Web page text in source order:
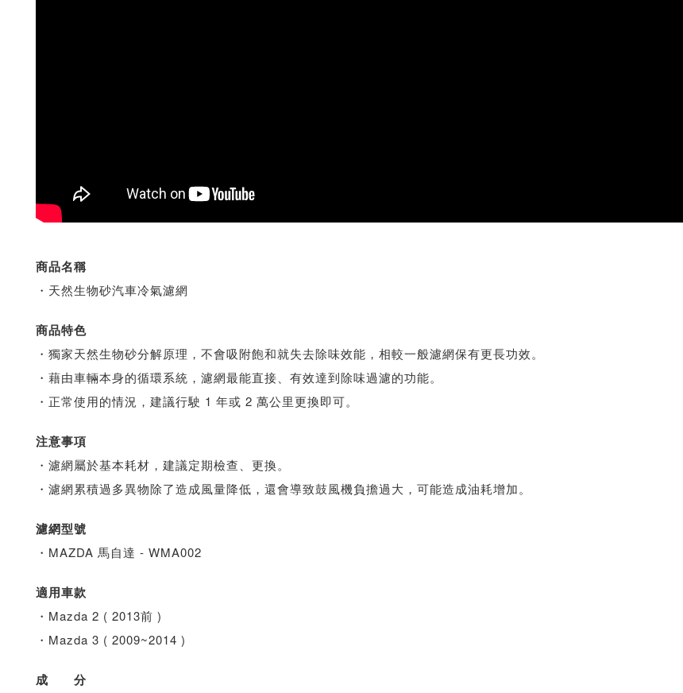
商品名稱
・天然生物砂汽車冷氣濾網
商品特色
・獨家天然生物砂分解原理，不會吸附飽和就失去除味效能，相較一般濾網保有更長功效。
・藉由車輛本身的循環系統，濾網最能直接、有效達到除味過濾的功能。
・正常使用的情況，建議行駛 1 年或 2 萬公里更換即可。
注意事項
・濾網屬於基本耗材，建議定期檢查、更換。
・濾網累積過多異物除了造成風量降低，還會導致鼓風機負擔過大，可能造成油耗增加。
濾網型號
・MAZDA 馬自達 - WMA002
適用車款
・Mazda 2 ( 2013前 )
・Mazda 3 ( 2009~2014 )
成 分